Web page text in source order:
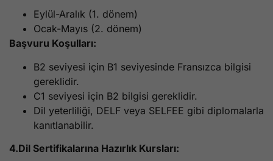
Eylül-Aralık (1. dönem)
Ocak-Mayıs (2. dönem)
Başvuru Koşulları:
B2 seviyesi için B1 seviyesinde Fransızca bilgisi
gereklidir.
C1 seviyesi için B2 bilgisi gereklidir.
Dil yeterliliği, DELF veya SELFEE gibi diplomalarla
kanıtlanabilir.
4.Dil Sertifikalarına Hazırlık Kursları: